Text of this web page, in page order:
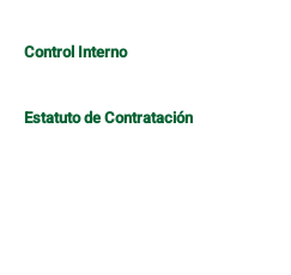
Control Interno
Estatuto de Contratación